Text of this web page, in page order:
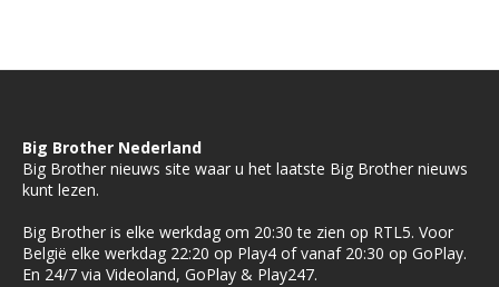
Big Brother Nederland
Big Brother nieuws site waar u het laatste Big Brother nieuws
kunt lezen.
Big Brother is elke werkdag om 20:30 te zien op RTL5. Voor
België elke werkdag 22:20 op Play4 of vanaf 20:30 op GoPlay.
En 24/7 via Videoland, GoPlay & Play247.